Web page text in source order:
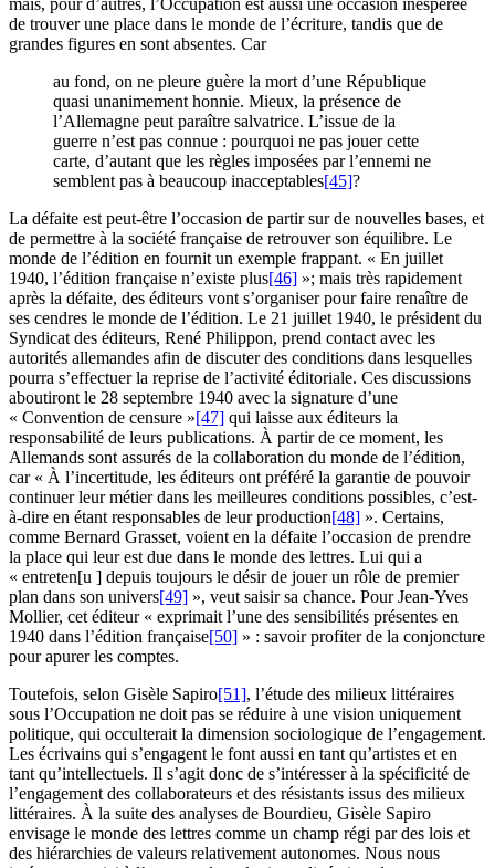
mais, pour d’autres, l’Occupation est aussi une occasion inespérée
de trouver une place dans le monde de l’écriture, tandis que de
grandes figures en sont absentes. Car
au fond, on ne pleure guère la mort d’une République
quasi unanimement honnie. Mieux, la présence de
l’Allemagne peut paraître salvatrice. L’issue de la
guerre n’est pas connue : pourquoi ne pas jouer cette
carte, d’autant que les règles imposées par l’ennemi ne
semblent pas à beaucoup inacceptables[45]?
La défaite est peut-être l’occasion de partir sur de nouvelles bases, et
de permettre à la société française de retrouver son équilibre. Le
monde de l’édition en fournit un exemple frappant. « En juillet
1940, l’édition française n’existe plus[46] »; mais très rapidement
après la défaite, des éditeurs vont s’organiser pour faire renaître de
ses cendres le monde de l’édition. Le 21 juillet 1940, le président du
Syndicat des éditeurs, René Philippon, prend contact avec les
autorités allemandes afin de discuter des conditions dans lesquelles
pourra s’effectuer la reprise de l’activité éditoriale. Ces discussions
aboutiront le 28 septembre 1940 avec la signature d’une
« Convention de censure »[47] qui laisse aux éditeurs la
responsabilité de leurs publications. À partir de ce moment, les
Allemands sont assurés de la collaboration du monde de l’édition,
car « À l’incertitude, les éditeurs ont préféré la garantie de pouvoir
continuer leur métier dans les meilleures conditions possibles, c’est-
à-dire en étant responsables de leur production[48] ». Certains,
comme Bernard Grasset, voient en la défaite l’occasion de prendre
la place qui leur est due dans le monde des lettres. Lui qui a
« entreten[u ] depuis toujours le désir de jouer un rôle de premier
plan dans son univers[49] », veut saisir sa chance. Pour Jean-Yves
Mollier, cet éditeur « exprimait l’une des sensibilités présentes en
1940 dans l’édition française[50] » : savoir profiter de la conjoncture
pour apurer les comptes.
Toutefois, selon Gisèle Sapiro[51], l’étude des milieux littéraires
sous l’Occupation ne doit pas se réduire à une vision uniquement
politique, qui occulterait la dimension sociologique de l’engagement.
Les écrivains qui s’engagent le font aussi en tant qu’artistes et en
tant qu’intellectuels. Il s’agit donc de s’intéresser à la spécificité de
l’engagement des collaborateurs et des résistants issus des milieux
littéraires. À la suite des analyses de Bourdieu, Gisèle Sapiro
envisage le monde des lettres comme un champ régi par des lois et
des hiérarchies de valeurs relativement autonomes. Nous nous